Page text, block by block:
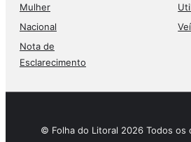
Mulher
Nacional
Nota de
Esclarecimento
© Folha do Litoral 2026 Todos os